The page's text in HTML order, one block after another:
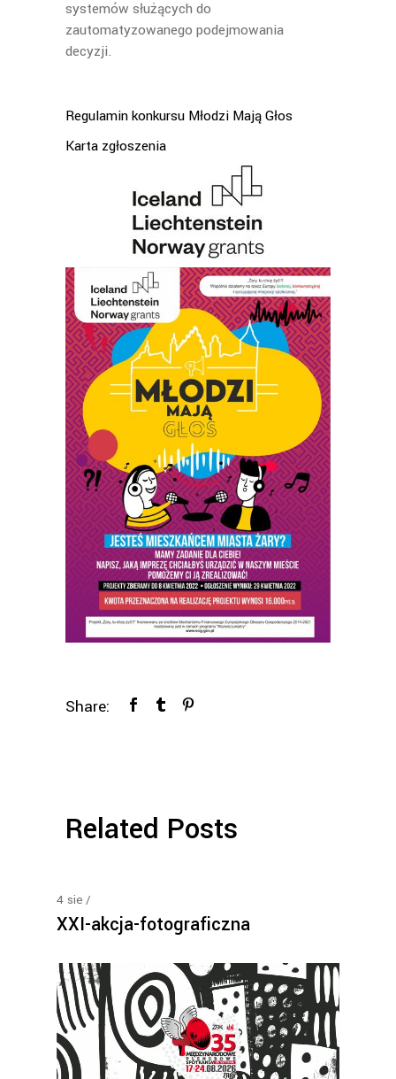
systemów służących do
zautomatyzowanego podejmowania
decyzji.
Regulamin konkursu Młodzi Mają Głos
Karta zgłoszenia
Share:
Related Posts
4 sie
XXI-akcja-fotograficzna